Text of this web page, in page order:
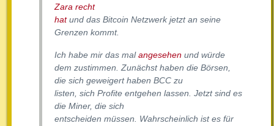
Zara recht
hatund das Bitcoin Netzwerk jetzt an seine
Grenzen kommt.
Ich habe mir das malangesehen und würde
dem zustimmen. Zunächst haben die Börsen,
die sich geweigert haben BCC zu
listen, sich Profite entgehen lassen. Jetzt sind es
die Miner, die sich
entscheiden müssen. Wahrscheinlich ist es für